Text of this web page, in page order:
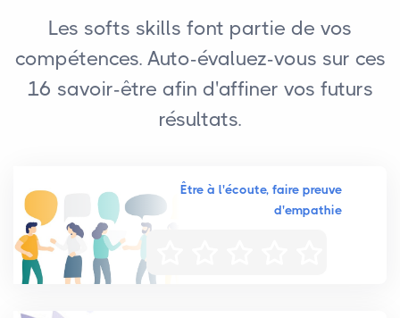
Les softs skills font partie de vos
compétences. Auto-évaluez-vous sur ces
16 savoir-être afin d'affiner vos futurs
résultats.
Être à l'écoute, faire preuve
d'empathie